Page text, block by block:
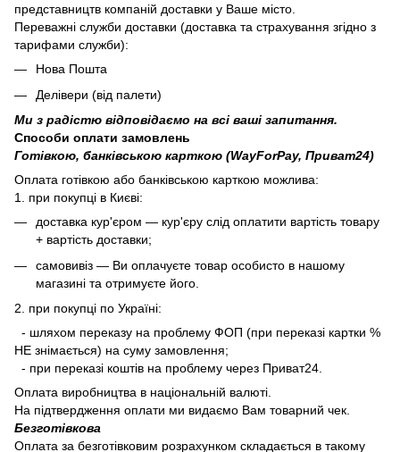
представництв компаній доставки у Ваше місто.
Переважні служби доставки (доставка та страхування згідно з
тарифами служби):
Нова Пошта
Делівери (від палети)
Ми з радістю відповідаємо на всі ваші запитання.
Способи оплати замовлень
Готівкою, банківською карткою (WayForPay, Приват24)
Оплата готівкою або банківською карткою можлива:
1. при покупці в Києві:
доставка кур'єром — кур'єру слід оплатити вартість товару
+ вартість доставки;
самовивіз — Ви оплачуєте товар особисто в нашому
магазині та отримуєте його.
2. при покупці по Україні:
- шляхом переказу на проблему ФОП (при переказі картки %
НЕ знімається) на суму замовлення;
- при переказі коштів на проблему через Приват24.
Оплата виробництва в національній валюті.
На підтвердження оплати ми видаємо Вам товарний чек.
Безготівкова
Оплата за безготівковим розрахунком складається в такому